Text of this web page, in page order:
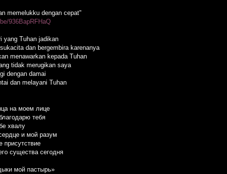
memelukku dengan cepat"
936BapRFHaQ
yang Tuhan jadikan
dan bergembira karenanya
menawarkan kepada Tuhan
tidak merugikan saya
dengan damai
dan melayani Tuhan
на моем лице
тебя
хвалу
и мой разум
присутствие
существа сегодня
мой пастырь»